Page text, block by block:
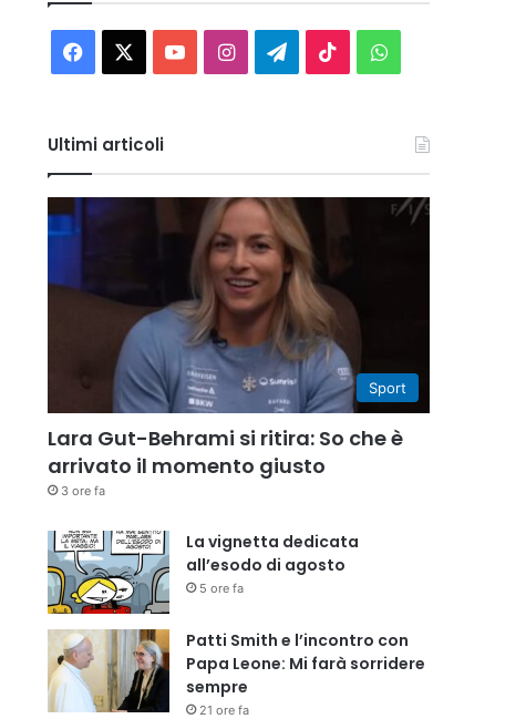
Facebook You InstagramTelegram
TikTokWhatsApp
Ultimi articoli
Sport
Lara Gut-Behrami si ritira: So che è
arrivato il momento giusto
3 ore fa
La vignetta dedicata
all’esodo di agosto
5 ore fa
Patti Smith e l’incontro con
Papa Leone: Mi farà sorridere
sempre
21 ore fa